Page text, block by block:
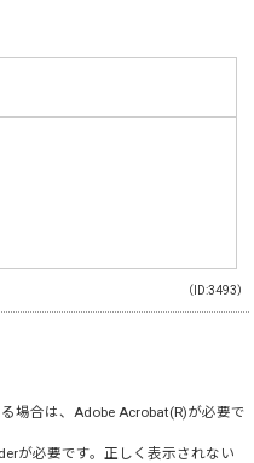
（ID:3493）
場合は、 Adobe Acrobat(R)が必要で
が必要です。正しく表示されない